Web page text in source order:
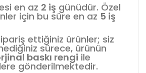
en az 2 iş günüdür. Özel
için bu süre en az 5 iş
ettiğiniz ürünler; siz
sürece, ürünün
baskı rengi ile
gönderilmektedir.